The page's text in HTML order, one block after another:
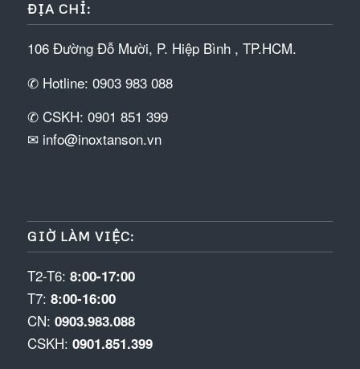
ĐỊA CHỈ:
106 Đường Đỗ Mười, P. Hiệp Bình , TP.HCM.
✆ Hotline: 0903 983 088
✆ CSKH: 0901 851 399
✉ info@inoxtanson.vn
GIỜ LÀM VIỆC:
T2-T6: 8:00-17:00
T7: 8:00-16:00
CN: 0903.983.088
CSKH: 0901.851.399